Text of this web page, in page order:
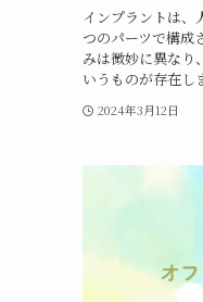
インプラントは、
つのパーツで構成
みは微妙に異なり
いうものが存在し
2024年3月12日